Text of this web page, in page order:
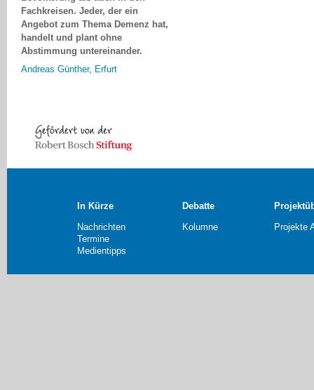
Angebot zum Thema Demenz hat,
handelt und plant ohne
Abstimmung untereinander.
Andreas Günther, Erfurt
In Kürze
Nachrichten
Termine
Medientipps
Debatte
Kolumne
Projekte